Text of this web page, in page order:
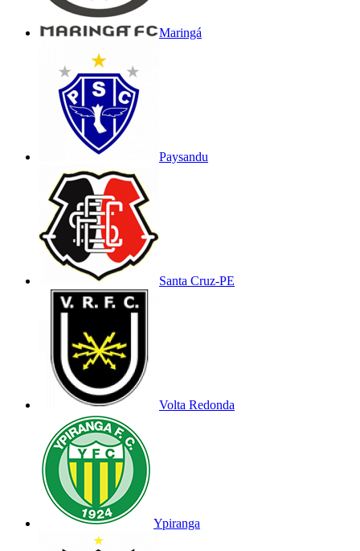
Maringá
Paysandu
Santa Cruz-PE
Volta Redonda
Ypiranga